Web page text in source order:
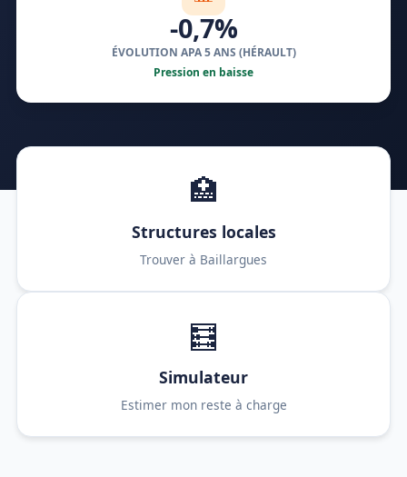
-0,7%
ÉVOLUTION APA 5 ANS (HÉRAULT)
Pression en baisse
🏥
Structures locales
Trouver à Baillargues
🧮
Simulateur
Estimer mon reste à charge